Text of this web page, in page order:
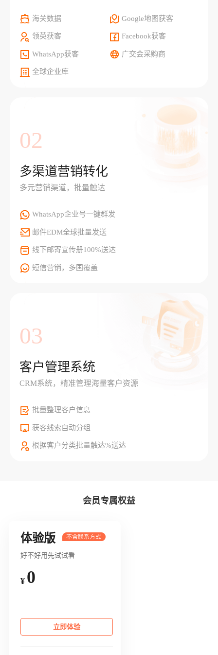
海关数据 Google地图获客
领英获客 Facebook获客
WhatsApp获客 广交会采购商
全球企业库
02
多渠道营销转化
多元营销渠道，批量触达
WhatsApp企业号一键群发
邮件EDM全球批量发送
线下邮寄宣传册100%送达
短信营销，多国覆盖
03
客户管理系统
CRM系统，精准管理海量客户资源
批量整理客户信息
获客线索自动分组
根据客户分类批量触达%送达
会员专属权益
体验版
好不好用先试试看
¥ 0
立即体验